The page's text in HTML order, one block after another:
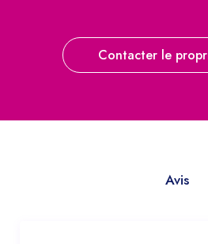
Contacter le
Avis